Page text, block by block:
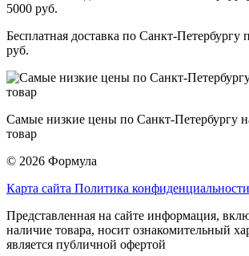
Бесплатная доставка по Санкт-Петербургу
руб.
Самые низкие цены по Санкт-Петербургу
товар
© 2026 Формула
Карта сайта Политика конфиденциальности
Представленная на сайте информация,
наличие товара, носит ознакомительный
является публичной офертой